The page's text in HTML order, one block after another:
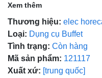
Xem thêm
Thương hiệu: elec
Loại: Dụng cụ Buffet
Tình trạng: Còn hàng
Mã sản phẩm: 121117
Xuất xứ: [trung quốc]